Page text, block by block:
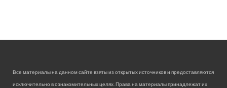
Все материалы на данном сайте взяты из открытых источников и предоставляются
исключительно в ознакомительных целях. Права на материалы принадлежат их